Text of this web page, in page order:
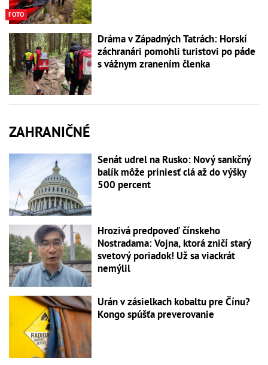
FOTO
Dráma v Západných Tatrách: Horskí
záchranári pomohli turistovi po páde
s vážnym zranením členka
ZAHRANIČNÉ
Senát udrel na Rusko: Nový sankčný
balík môže priniesť clá až do výšky
500 percent
Hrozivá predpoveď čínskeho
Nostradama: Vojna, ktorá zničí starý
svetový poriadok! Už sa viackrát
nemýlil
Urán v zásielkach kobaltu pre Čínu?
Kongo spúšťa preverovanie